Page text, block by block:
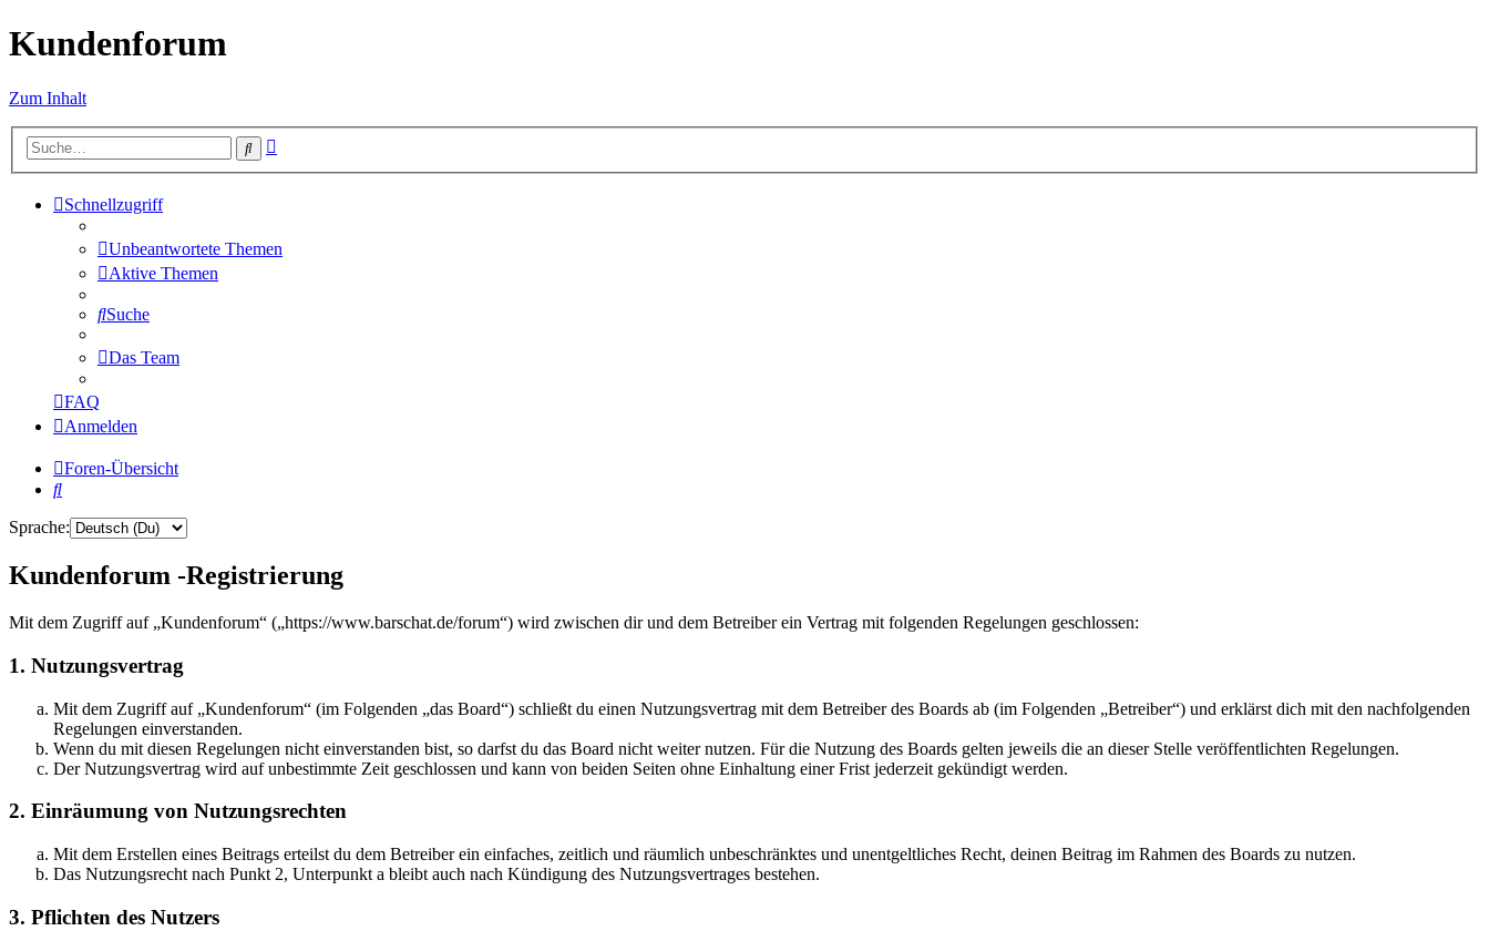
Kundenforum
Zum Inhalt
Suche
Schnellzugriff
Unbeantwortete Themen
Aktive Themen
Suche
Das Team
FAQ
Anmelden
Foren-Übersicht
Suche
Sprache:
Kundenforum -Registrierung
Mit dem Zugriff auf „Kundenforum“ („https://www.barschat.de/forum“) wird zwischen dir und dem Betreiber ein Vertrag mit folgenden Regelungen geschlossen:
1. Nutzungsvertrag
Mit dem Zugriff auf „Kundenforum“ (im Folgenden „das Board“) schließt du einen Nutzungsvertrag mit dem Betreiber des Boards ab (im Folgenden „Betreiber“) und erklärst dich mit den nachfolgenden
Regelungen einverstanden.
Wenn du mit diesen Regelungen nicht einverstanden bist, so darfst du das Board nicht weiter nutzen. Für die Nutzung des Boards gelten jeweils die an dieser Stelle veröffentlichten Regelungen.
Der Nutzungsvertrag wird auf unbestimmte Zeit geschlossen und kann von beiden Seiten ohne Einhaltung einer Frist jederzeit gekündigt werden.
2. Einräumung von Nutzungsrechten
Mit dem Erstellen eines Beitrags erteilst du dem Betreiber ein einfaches, zeitlich und räumlich unbeschränktes und unentgeltliches Recht, deinen Beitrag im Rahmen des Boards zu nutzen.
Das Nutzungsrecht nach Punkt 2, Unterpunkt a bleibt auch nach Kündigung des Nutzungsvertrages bestehen.
3. Pflichten des Nutzers